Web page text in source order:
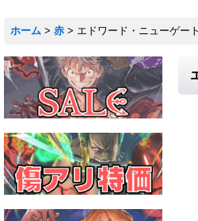
ホーム > 赤 > エドワード・ニューゲー